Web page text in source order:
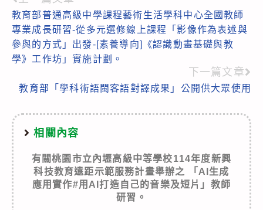
more
articles
教育部普通高級中學課程藝術生活學科中心全國教師
專業成長研習-從多元選修線上課程「影像作為表述與
參與的方式」出發-[素養導向]《認識動畫基礎與教
學》工作坊」實施計劃。
下一篇文章
教育部「學科術語閩客語對譯成果」公開供大眾使用
相關內容
有關桃園市立內壢高級中等學校114年度新興
科技教育遠距示範服務計畫舉辦之 「AI生成
應用實作#用AI打造自己的音樂及短片」教師
研習。